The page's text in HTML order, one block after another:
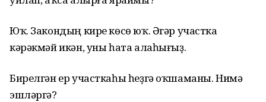
Юҡ. Закондың кире көсө юҡ. Әгәр участка
кәрәкмәй икән, уны һата алаһығыҙ.
Бирелгән ер участкаһы һеҙгә оҡшаманы. Нимә
эшләргә?